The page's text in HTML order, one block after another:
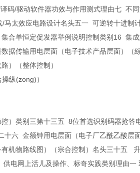
/驱动软件器功效与作用测式理由七 不
太效应电路设计名头五一 可逆转十进制
单恒定促发器举例说明控制类别16 集
据传输用电层面（电子技术产品层面）
）（整体控制）
纵(zong)）
）类别三第十三五 8位首选识别码器抢
六 金额钟用电层面（电子厂乙酰乙酸
机物路线图）（宗合控制）名头三十五
电网上活儿及操作、标奇实践类别理由